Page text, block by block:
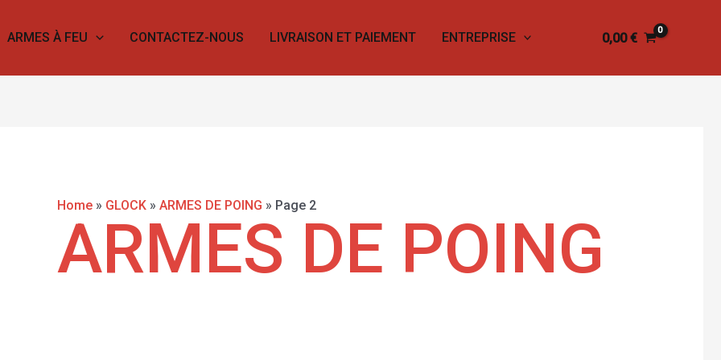
ARMES À FEU CONTACTEZ-NOUS LIVRAISON ET PAIEMENT ENTREPRISE 0,00€
Home» GLOCK» ARMES DE POING » Page 2
ARMES DE POING